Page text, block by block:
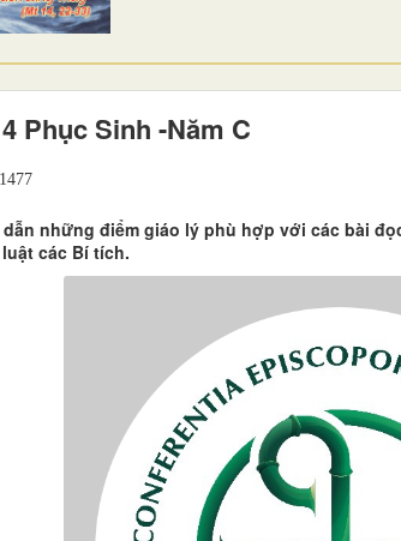
Phục Sinh -Năm C
những điểm giáo lý phù hợp với các bài
các Bí tích.